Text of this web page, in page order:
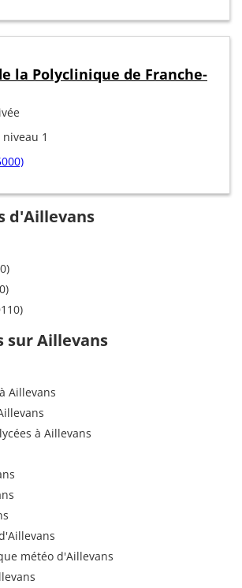
la Polyclinique de Franche-
1
d'Aillevans
sur Aillevans
Aillevans
à Aillevans
météo d'Aillevans